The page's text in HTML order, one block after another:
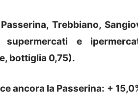
Trebbiano,
e
bottiglia 0,75).
ancora la Passerina: +